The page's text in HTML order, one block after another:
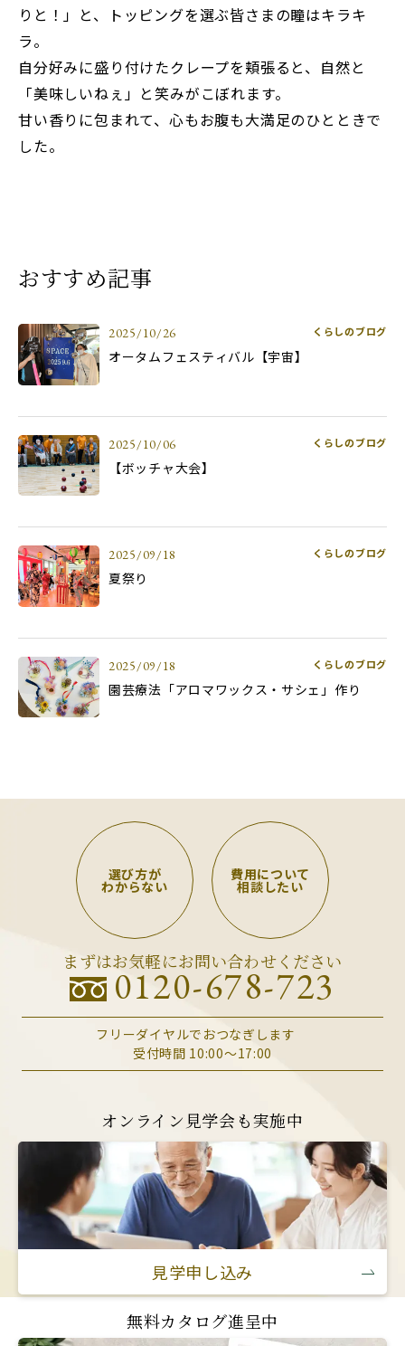
りと！」と、トッピングを選ぶ皆さまの瞳はキラキ
ラ。
自分好みに盛り付けたクレープを頬張ると、自然と
「美味しいねぇ」と笑みがこぼれます。
甘い香りに包まれて、心もお腹も大満足のひとときで
した。
おすすめ記事
2025/10/26 くらしのブログ
オータムフェスティバル【宇宙】
2025/10/06 くらしのブログ
【ボッチャ大会】
2025/09/18 くらしのブログ
夏祭り
2025/09/18 くらしのブログ
園芸療法「アロマワックス・サシェ」作り
選び方が
わからない
まずはお気軽にお問い合わせください
0120-678-723
フリーダイヤルでおつなぎします
受付時間 10:00～17:00
費用について
相談したい
オンライン見学会も実施中
見学申し込み
無料カタログ進呈中